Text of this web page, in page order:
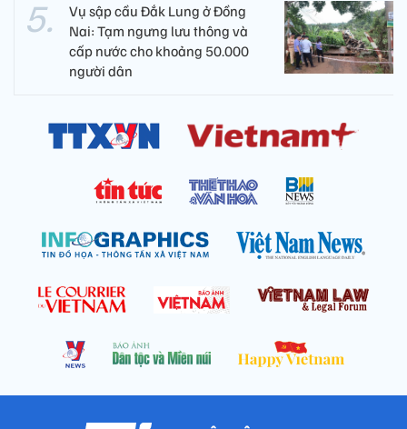
Vụ sập cầu Đắk Lung ở Đồng
Nai: Tạm ngưng lưu thông và
cấp nước cho khoảng 50.000
người dân